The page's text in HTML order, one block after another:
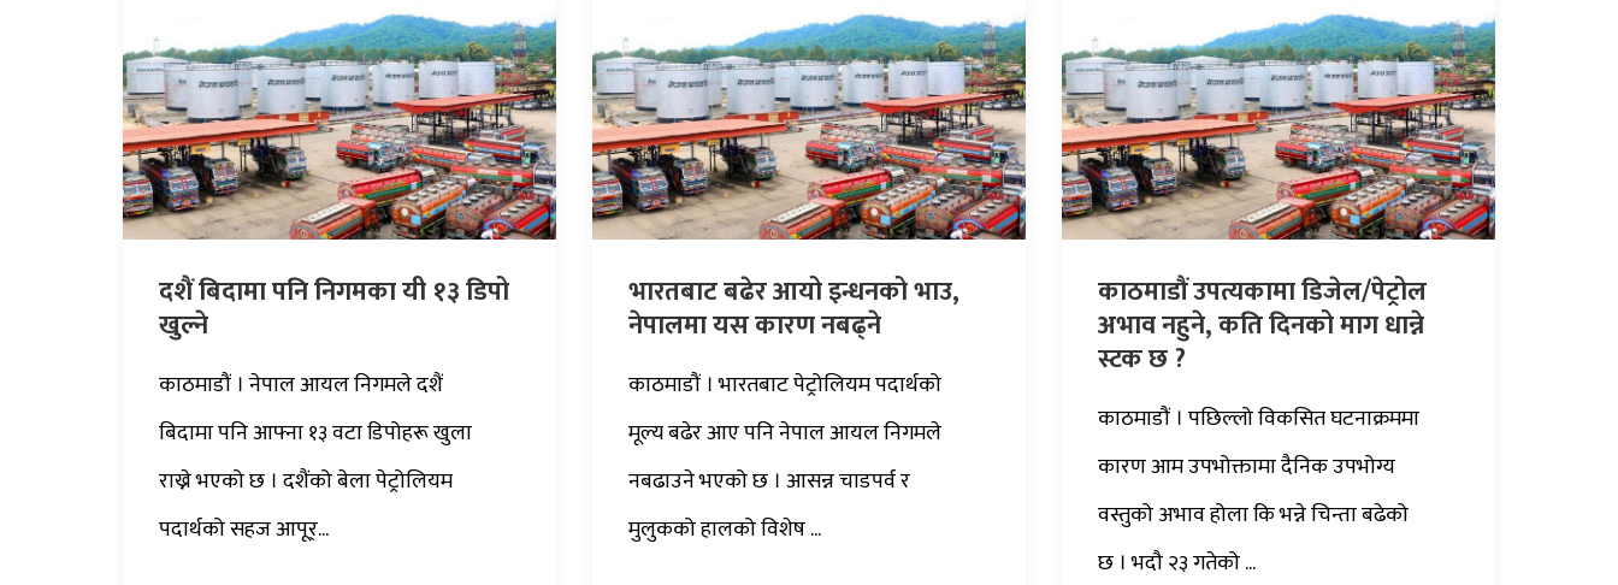
दशैं बिदामा पनि निगमका यी १३ डिपो
खुल्ने
काठमाडौं । नेपाल आयल निगमले दशैं
बिदामा पनि आफ्ना १३ वटा डिपोहरू खुला
राख्ने भएको छ । दशैंको बेला पेट्रोलियम
पदार्थको सहज आपूर्...
भारतबाट बढेर आयो इन्धनको भाउ,
नेपालमा यस कारण नबढ्ने
काठमाडौं । भारतबाट पेट्रोलियम पदार्थको
मूल्य बढेर आए पनि नेपाल आयल निगमले
नबढाउने भएको छ । आसन्न चाडपर्व र
मुलुकको हालको विशेष ...
काठमाडौं उपत्यकामा डिजेल/पेट्रोल
अभाव नहुने, कति दिनको माग धान्ने
स्टक छ ?
काठमाडौं । पछिल्लो विकसित घटनाक्रममा
कारण आम उपभोक्तामा दैनिक उपभोग्य
वस्तुको अभाव होला कि भन्ने चिन्ता बढेको
छ । भदौ २३ गतेको ...